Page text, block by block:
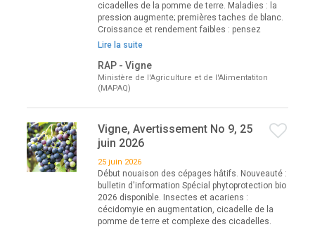
cicadelles de la pomme de terre. Maladies : la
pression augmente; premières taches de blanc.
Croissance et rendement faibles : pensez
Lire la suite
RAP - Vigne
Ministère de l'Agriculture et de l'Alimentatiton
(MAPAQ)
Vigne, Avertissement No 9, 25
juin 2026
25 juin 2026
Début nouaison des cépages hâtifs. Nouveauté :
bulletin d'information Spécial phytoprotection bio
2026 disponible. Insectes et acariens :
cécidomyie en augmentation, cicadelle de la
pomme de terre et complexe des cicadelles.